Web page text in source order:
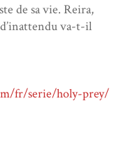
de sa vie. Reira,
va-t-il
fr/serie/holy-prey/